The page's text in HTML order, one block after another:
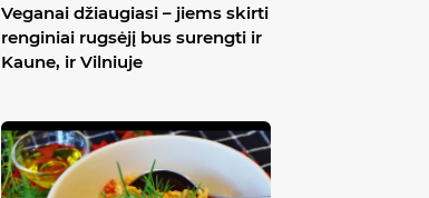
Veganai džiaugiasi – jiems skirti
renginiai rugsėjį bus surengti ir
Kaune, ir Vilniuje